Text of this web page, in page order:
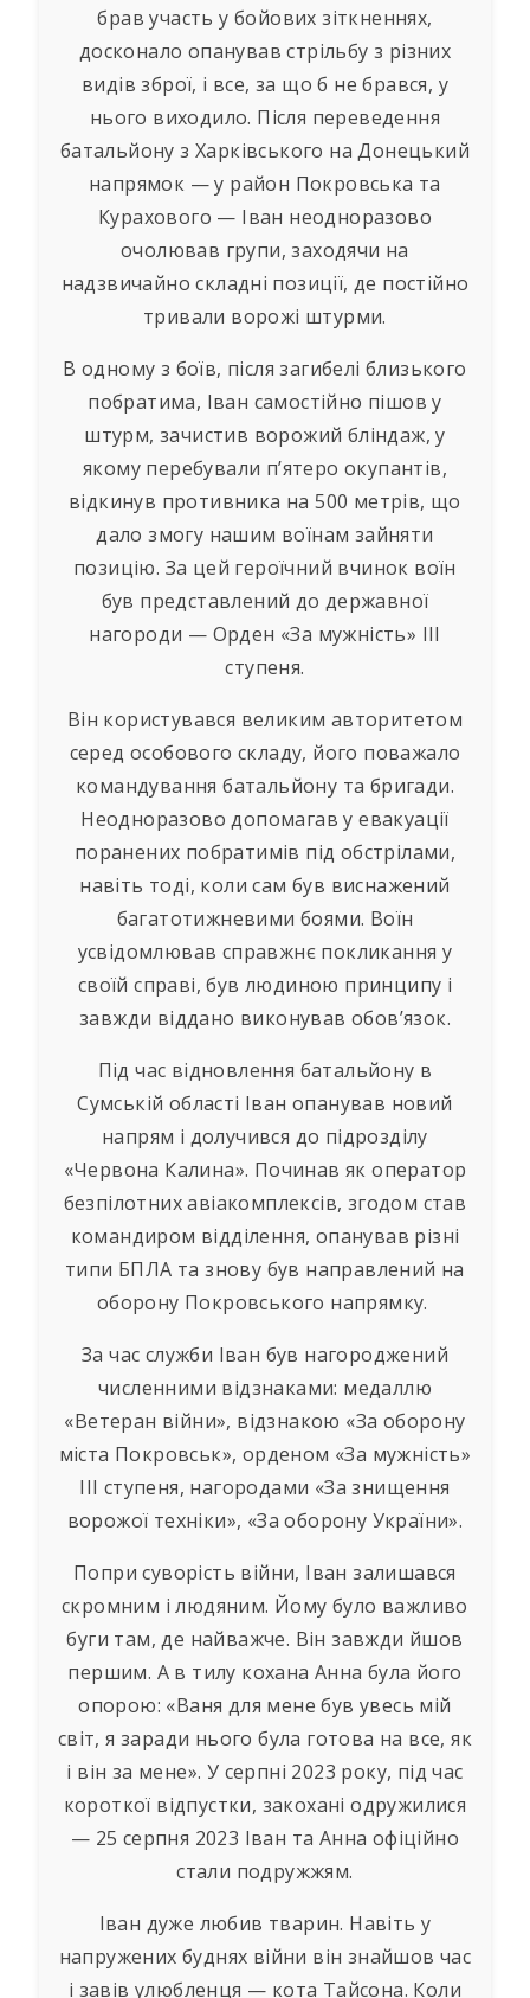
брав участь у бойових зіткненнях,
досконало опанував стрільбу з різних
видів зброї, і все, за що б не брався, у
нього виходило. Після переведення
батальйону з Харківського на Донецький
напрямок — у район Покровська та
Курахового — Іван неодноразово
очолював групи, заходячи на
надзвичайно складні позиції, де постійно
тривали ворожі штурми.
В одному з боїв, після загибелі близького
побратима, Іван самостійно пішов у
штурм, зачистив ворожий бліндаж, у
якому перебували п’ятеро окупантів,
відкинув противника на 500 метрів, що
дало змогу нашим воїнам зайняти
позицію. За цей героїчний вчинок воїн
був представлений до державної
нагороди — Орден «За мужність» III
ступеня.
Він користувався великим авторитетом
серед особового складу, його поважало
командування батальйону та бригади.
Неодноразово допомагав у евакуації
поранених побратимів під обстрілами,
навіть тоді, коли сам був виснажений
багатотижневими боями. Воїн
усвідомлював справжнє покликання у
своїй справі, був людиною принципу і
завжди віддано виконував обов’язок.
Під час відновлення батальйону в
Сумській області Іван опанував новий
напрям і долучився до підрозділу
«Червона Калина». Починав як оператор
безпілотних авіакомплексів, згодом став
командиром відділення, опанував різні
типи БПЛА та знову був направлений на
оборону Покровського напрямку.
За час служби Іван був нагороджений
численними відзнаками: медаллю
«Ветеран війни», відзнакою «За оборону
міста Покровськ», орденом «За мужність»
III ступеня, нагородами «За знищення
ворожої техніки», «За оборону України».
Попри суворість війни, Іван залишався
скромним і людяним. Йому було важливо
буги там, де найважче. Він завжди йшов
першим. А в тилу кохана Анна була його
опорою: «Ваня для мене був увесь мій
світ, я заради нього була готова на все, як
і він за мене». У серпні 2023 року, під час
короткої відпустки, закохані одружилися
— 25 серпня 2023 Іван та Анна офіційно
стали подружжям.
Іван дуже любив тварин. Навіть у
напружених буднях війни він знайшов час
і завів улюбленця — кота Тайсона. Коли